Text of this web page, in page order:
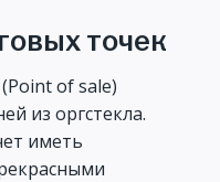
точек
of sale)
из оргстекла.
иметь